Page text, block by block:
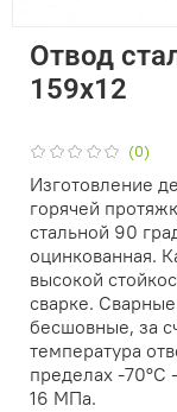
(0)
Отвод
159х12
Изготовление
горячей
стальной 90
оцинкованная.
высокой
сварке.
бесшовные, за
температура
пределах -70°С
16 МПа.